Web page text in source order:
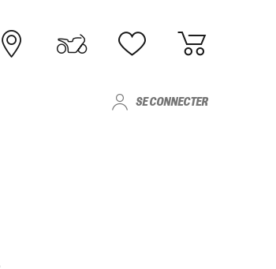
SE CONNECTER